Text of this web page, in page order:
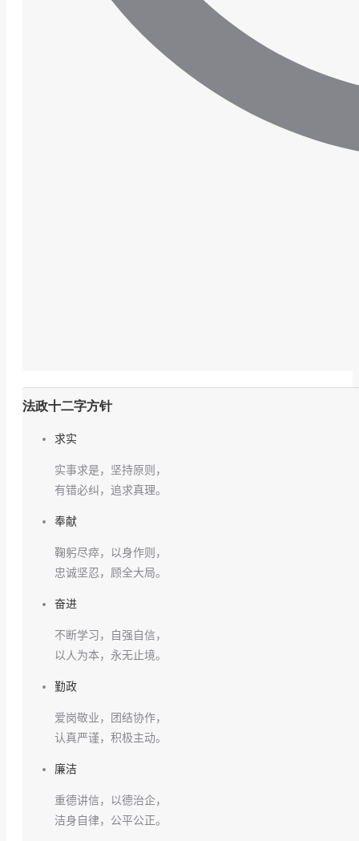
法政十二字方针
求实
实事求是，坚持原则，
有错必纠，追求真理。
奉献
鞠躬尽瘁，以身作则，
忠诚坚忍，顾全大局。
奋进
不断学习，自强自信，
以人为本，永无止境。
勤政
爱岗敬业，团结协作，
认真严谨，积极主动。
廉洁
重德讲信，以德治企，
洁身自律，公平公正。